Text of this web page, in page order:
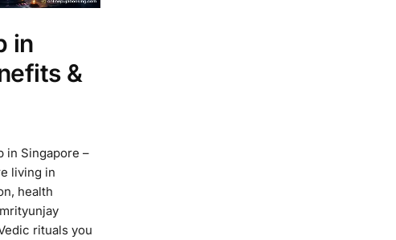
in
&
in Singapore –
living in
health
rituals you